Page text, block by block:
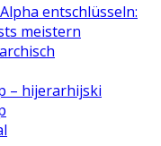
entschlüsseln:
meistern
– hijerarhijski